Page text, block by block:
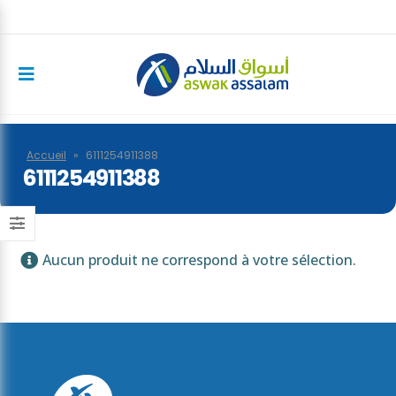
Accueil » 6111254911388
6111254911388
Aucun produit ne correspond à votre sélection.